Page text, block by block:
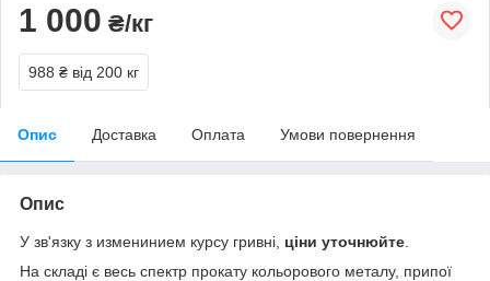
1 000 ₴/кг
988 ₴ від 200 кг
Опис Доставка Оплата Умови повернення
Опис
У зв'язку з изменинием курсу гривні, ціни уточнюйте
На складі є весь спектр прокату кольорового металу, припої